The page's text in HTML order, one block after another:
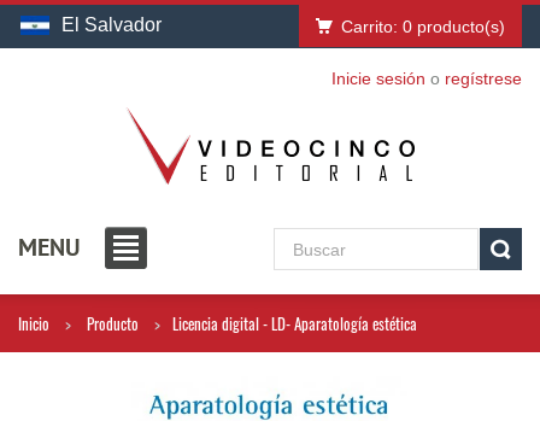
El Salvador Carrito: 0 producto(s)
Inicie sesión o regístrese
MENU
Inicio Producto Licencia digital - LD- Aparatología estética